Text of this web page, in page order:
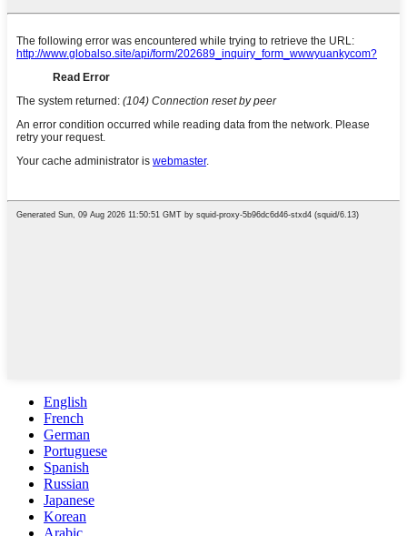
English
French
German
Portuguese
Spanish
Russian
Japanese
Korean
Arabic